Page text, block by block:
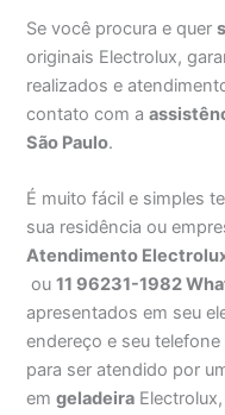
Se você procura e quer
originais Electrolux,
realizados e
contato com a
São Paulo.
É muito fácil e simples
sua residência ou
Atendimento
ou11 96231-1982
apresentados em seu
endereço e seu
para ser atendido por
emgeladeira Electrolux,